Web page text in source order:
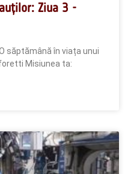
Ziua 3 -
săptămână în viața unui
Misiunea ta: